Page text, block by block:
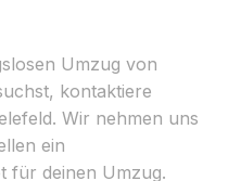
Umzug von
kontaktiere
Wir nehmen uns
ein
für deinen Umzug.